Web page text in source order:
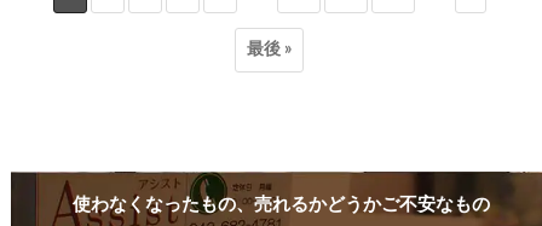
最後 »
使わなくなったもの、売れるかどうかご不安なもの